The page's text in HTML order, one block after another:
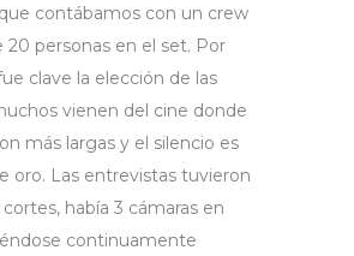
contábamos con un crew
20 personas en el set. Por
clave la elección de las
vienen del cine donde
más largas y el silencio es
oro. Las entrevistas tuvieron
había 3 cámaras en
continuamente